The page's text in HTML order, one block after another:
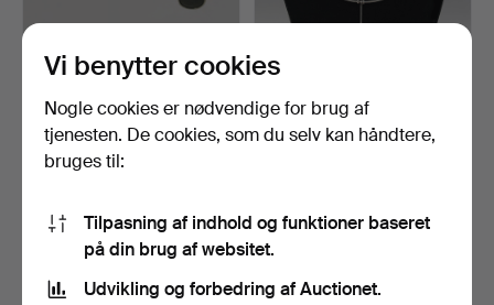
VIVIANNA TORUN
BÜLOW-HÜBE. BROCHE
MED VEDH…
Opnåede hammerslag 30 nov
2025
VIVIANNA TORUN
BÜLOW-HÜBE.
HALSKÆDE MED VE…
Opnåede hammerslag 30 nov
Vi benytter cookies
Nogle cookies er nødvendige for brug af
tjenesten. De cookies, som du selv kan håndtere,
bruges til:
Tilpasning af indhold og funktioner baseret
på din brug af websitet.
Udvikling og forbedring af Auctionet.